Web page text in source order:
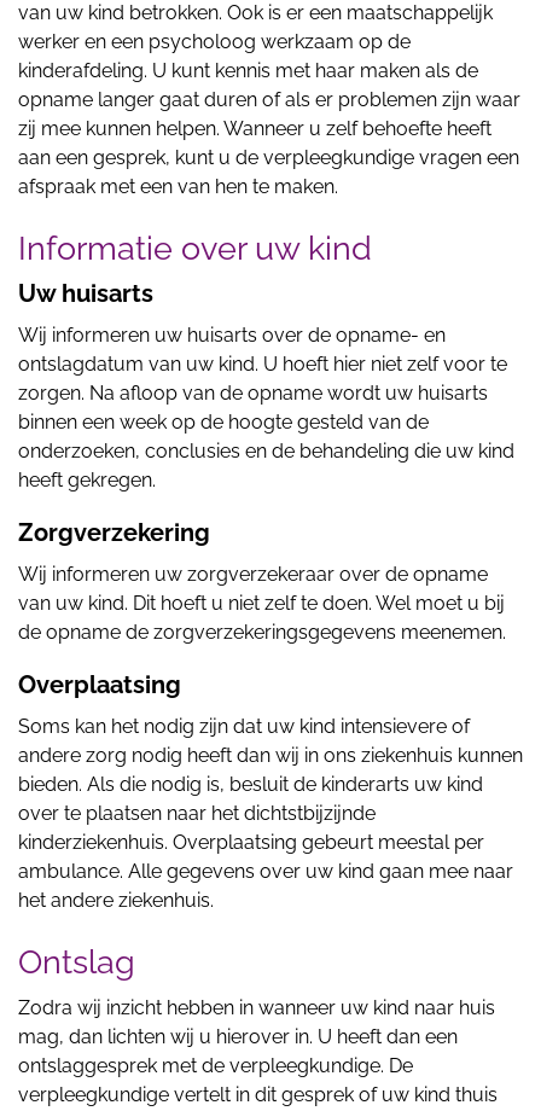
van uw kind betrokken. Ook is er een maatschappelijk
werker en een psycholoog werkzaam op de
kinderafdeling. U kunt kennis met haar maken als de
opname langer gaat duren of als er problemen zijn waar
zij mee kunnen helpen. Wanneer u zelf behoefte heeft
aan een gesprek, kunt u de verpleegkundige vragen een
afspraak met een van hen te maken.
Informatie over uw kind
Uw huisarts
Wij informeren uw huisarts over de opname- en
ontslagdatum van uw kind. U hoeft hier niet zelf voor te
zorgen. Na afloop van de opname wordt uw huisarts
binnen een week op de hoogte gesteld van de
onderzoeken, conclusies en de behandeling die uw kind
heeft gekregen.
Zorgverzekering
Wij informeren uw zorgverzekeraar over de opname
van uw kind. Dit hoeft u niet zelf te doen. Wel moet u bij
de opname de zorgverzekeringsgegevens meenemen.
Overplaatsing
Soms kan het nodig zijn dat uw kind intensievere of
andere zorg nodig heeft dan wij in ons ziekenhuis kunnen
bieden. Als die nodig is, besluit de kinderarts uw kind
over te plaatsen naar het dichtstbijzijnde
kinderziekenhuis. Overplaatsing gebeurt meestal per
ambulance. Alle gegevens over uw kind gaan mee naar
het andere ziekenhuis.
Ontslag
Zodra wij inzicht hebben in wanneer uw kind naar huis
mag, dan lichten wij u hierover in. U heeft dan een
ontslaggesprek met de verpleegkundige. De
verpleegkundige vertelt in dit gesprek of uw kind thuis